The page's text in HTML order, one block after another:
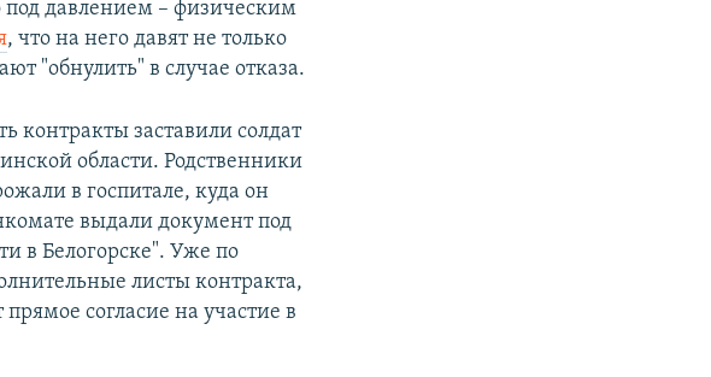
под давлением – физическим
, что на него давят не только
"обнулить" в случае отказа.
контракты заставили солдат
области. Родственники
в госпитале, куда он
выдали документ под
в Белогорске". Уже по
листы контракта,
согласие на участие в